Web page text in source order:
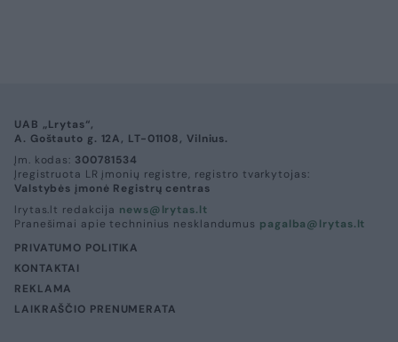
UAB „Lrytas“,
A. Goštauto g. 12A, LT-01108, Vilnius.
Įm. kodas: 300781534
Įregistruota LR įmonių registre, registro tvarkytojas:
Valstybės įmonė Registrų centras
lrytas.lt redakcija news@lrytas.lt
Pranešimai apie techninius nesklandumus pagalba@lrytas.lt
PRIVATUMO POLITIKA
KONTAKTAI
REKLAMA
LAIKRAŠČIO PRENUMERATA